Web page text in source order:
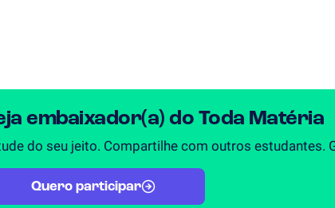
embaixador(a) do Toda Matéria
do seu jeito. Compartilhe com outros estudantes.
Quero participar